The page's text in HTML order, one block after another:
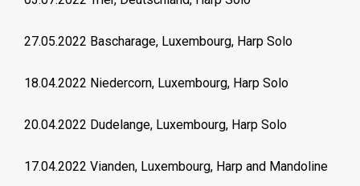
27.05.2022 Bascharage, Luxembourg, Harp Solo
18.04.2022 Niedercorn, Luxembourg, Harp Solo
20.04.2022 Dudelange, Luxembourg, Harp Solo
17.04.2022 Vianden, Luxembourg, Harp and Mandoline